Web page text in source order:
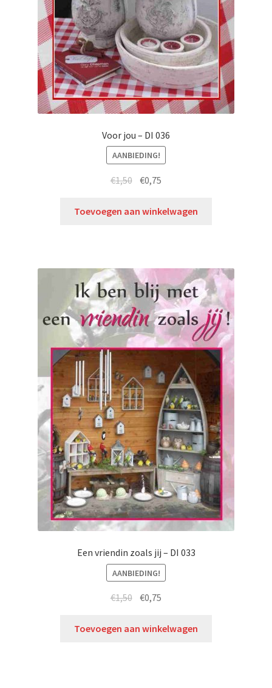
Voor jou – DI 036
AANBIEDING!
€1,50 €0,75
Toevoegen aan winkelwagen
Een vriendin zoals jij – DI 033
AANBIEDING!
€1,50 €0,75
Toevoegen aan winkelwagen